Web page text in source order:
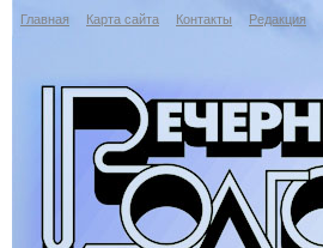
Главная Карта сайта Контакты Редакция